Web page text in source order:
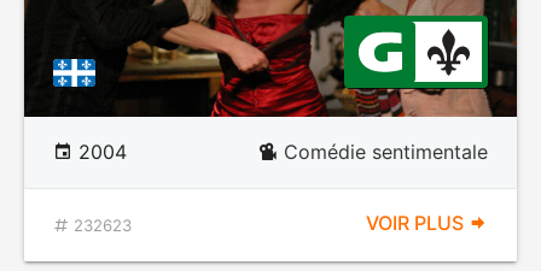
2004 Comédie sentimentale
232623 VOIR PLUS